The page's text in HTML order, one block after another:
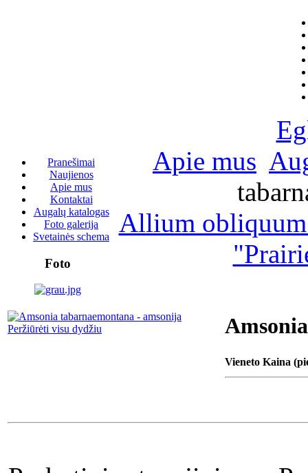
Pranešimai
Naujienos
Apie mus
Kontaktai
Augalų katalogas
Foto galerija
Svetainės schema
Foto
Apie mus
Allium obliquum
Peržiūrėti visu dydžiu
Vieneto Kaina